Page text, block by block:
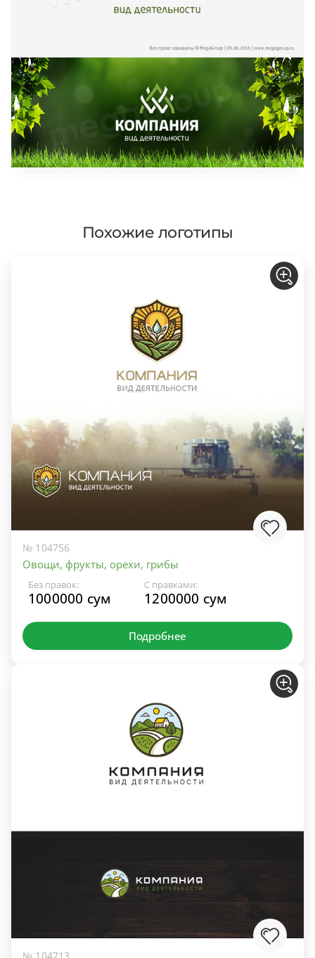
Похожие логотипы
№ 104756
Овощи, фрукты, орехи, грибы
Без правок:
1000000 сум
С правками:
1200000 сум
Подробнее